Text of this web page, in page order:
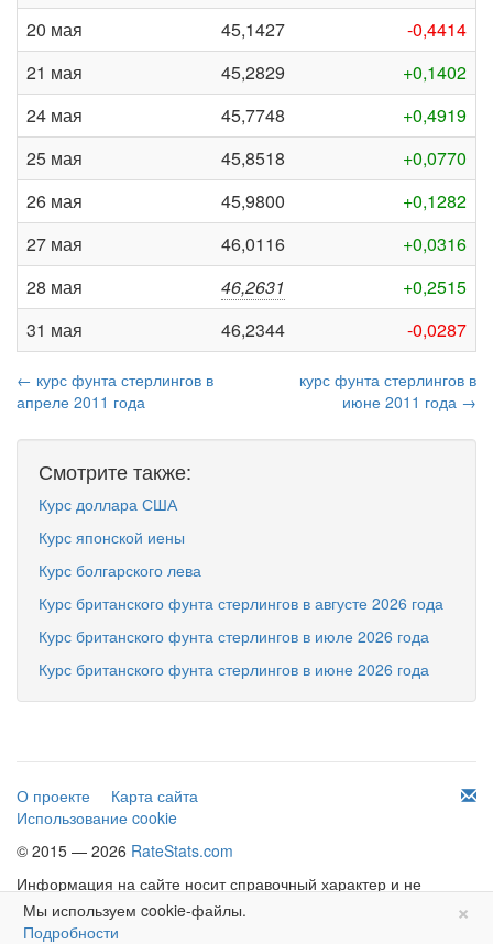
20 мая
45,1427
-0,4414
21 мая
45,2829
+0,1402
24 мая
45,7748
+0,4919
25 мая
45,8518
+0,0770
26 мая
45,9800
+0,1282
27 мая
46,0116
+0,0316
28 мая
46,2631
+0,2515
31 мая
46,2344 -0,0287
← курс фунта стерлингов в
апреле 2011 года
курс фунта стерлингов в
июне 2011 года →
Смотрите также:
Курс доллара США
Курс японской иены
Курс болгарского лева
Курс британского фунта стерлингов в августе 2026 года
Курс британского фунта стерлингов в июле 2026 года
Курс британского фунта стерлингов в июне 2026 года
О проекте
Карта сайта
Использование cookie
© 2015 — 2026 RateStats.com
Информация на сайте носит справочный характер и не
является офертой.
×
Мы используем cookie-файлы.
Подробности